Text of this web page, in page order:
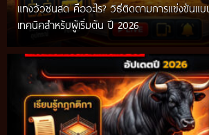
แทงวัวชนสด คืออะไร? วิธีติดตามการแข่งขันแ
เทคนิคสำหรับผู้เริ่มต้น ปี 2026